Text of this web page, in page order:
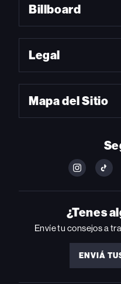
Billboard
Legal
Mapa del Sitio
FOLLOW
ON
INSTAGRAM
ON
¿Tenes
Envíe tu consejos a
ENVIÁ
ENVIÁ